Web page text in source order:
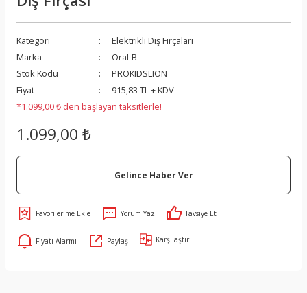
Kategori
Elektrikli Diş Fırçaları
Marka
Oral-B
Stok Kodu
PROKIDSLION
Fiyat
915,83 TL + KDV
*1.099,00 ₺ den başlayan taksitlerle!
1.099,00 ₺
Gelince Haber Ver
Yorum Yaz Tavsiye Et
Fiyatı Alarmı Paylaş Karşılaştır